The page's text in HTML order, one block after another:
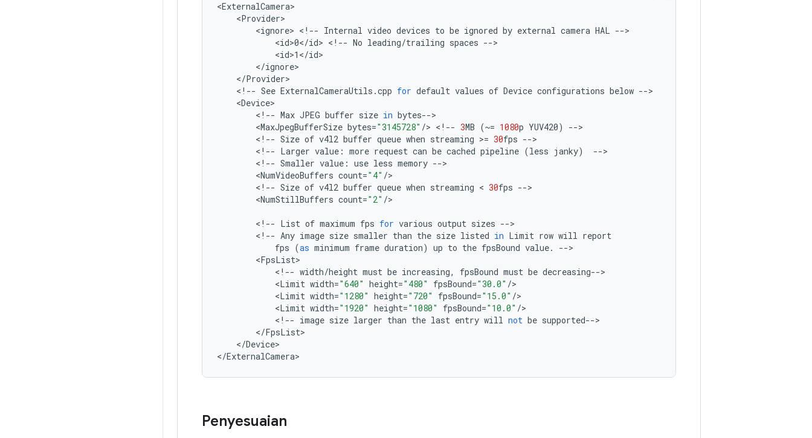
<ExternalCamera
<Provider
<ignore> < !-- Internal video devices to be ignored by external camera HAL --
<id>0</id> < !-- No leading/trailing spaces --
<id>1 </id
</ignore
</Provider
< !-- See ExternalCameraUtils .cpp for default values of Device configurations below --
<Device
< !-- Max JPEG buffer size in bytes--
<MaxJpegBufferSize bytes="3145728" /> < !-- 3MB (~= 1080p YUV420) --
< !-- Size of v4l2 buffer queue when streaming >= 30fps --
< !-- Larger value : more request can be cached pipeline (less janky) --
< !-- Smaller value : use less memory --
<NumVideoBuffers count="4" /
< !-- Size of v4l2 buffer queue when streaming < 30fps --
<NumStillBuffers count="2" />
< !-- List of maximum fps for various output sizes --
< !-- Any image size smaller than the size listed in Limit row will report
fps (as minimum frame duration) up to the fpsBound value. --
<FpsList
< !-- width/height must be increasing, fpsBound must be decreasing--
<Limit width="640" height="480" fpsBound="30.0" /
<Limit width="1280" height="720" fpsBound="15.0" /
<Limit width="1920" height="1080" fpsBound="10.0" /
< !-- image size larger than the last entry will not be supported--
</FpsList
</Device>
</ExternalCamera>
Penyesuaian